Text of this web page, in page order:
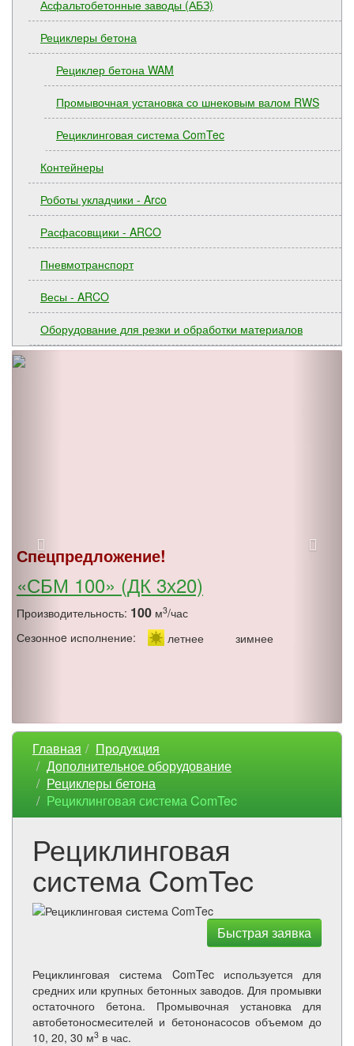
Асфальтобетонные заводы (АБЗ)
Рециклеры бетона
Рециклер бетона WAM
Промывочная установка со шнековым валом RWS
Рециклинговая система ComTec
Контейнеры
Роботы укладчики - Arco
Расфасовщики - ARCO
Пневмотранспорт
Весы - ARCO
Оборудование для резки и обработки материалов
Спецпредложение!
«СБМ 100» (ДК 3х20)
Производительность: 100 м3/час
Сезонноe исполнение:
летнее зимнее
Главная
Продукция
Дополнительное оборудование
Рециклеры бетона
Рециклинговая система ComTec
Рециклинговая
система ComTec
Быстрая заявка
Рециклинговая система ComTec используется для
средних или крупных бетонных заводов. Для промывки
остаточного бетона. Промывочная установка для
автобетоносмесителей и бетононасосов объемом до
10, 20, 30 м3 в час.